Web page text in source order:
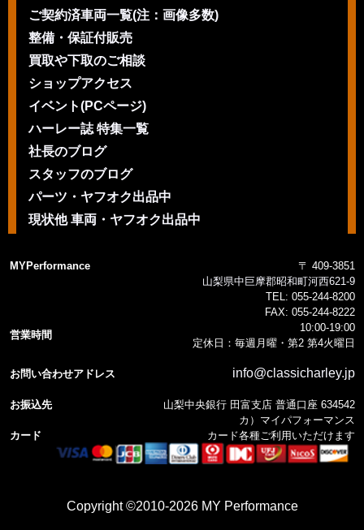
ご契約済車両一覧(注：画像多数)
整備・保証付販売
買取や下取のご相談
ショップアクセス
イベント(PCページ)
ハーレー誌 特集一覧
社長のブログ
スタッフのブログ
パーツ・ヤフオク出品中
現状他 車両・ヤフオク出品中
MYPerformance
〒 409-3851
山梨県中巨摩郡昭和町河西621-9
TEL: 055-244-8200
FAX: 055-244-8222
営業時間
10:00-19:00
定休日：毎週月曜・第2 第4火曜日
お問い合わせアドレス info@classicharley.jp
お振込先
山梨中央銀行 田富支店 普通口座 634542
カ）マイパフォーマンス
カード
カード各種ご利用いただけます
Copyright ©2010-2026 MY Performance